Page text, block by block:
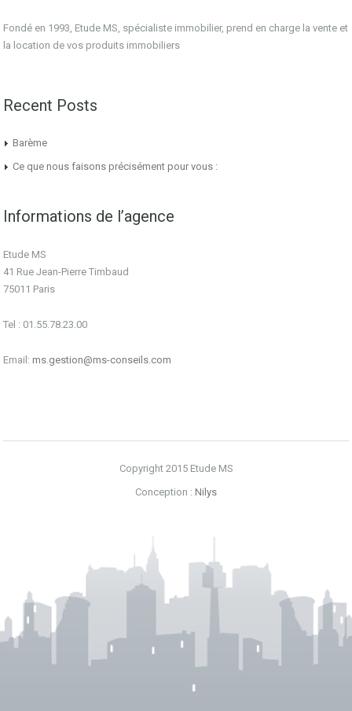
Fondé en 1993, Etude MS, spécialiste immobilier, prend en charge la vente et
la location de vos produits immobiliers
Recent Posts
Barème
Ce que nous faisons précisément pour vous :
Informations de l’agence
Etude MS
41 Rue Jean-Pierre Timbaud
75011 Paris
Tel : 01.55.78.23.00
Email: ms.gestion@ms-conseils.com
Copyright 2015 Etude MS
Conception : Nilys